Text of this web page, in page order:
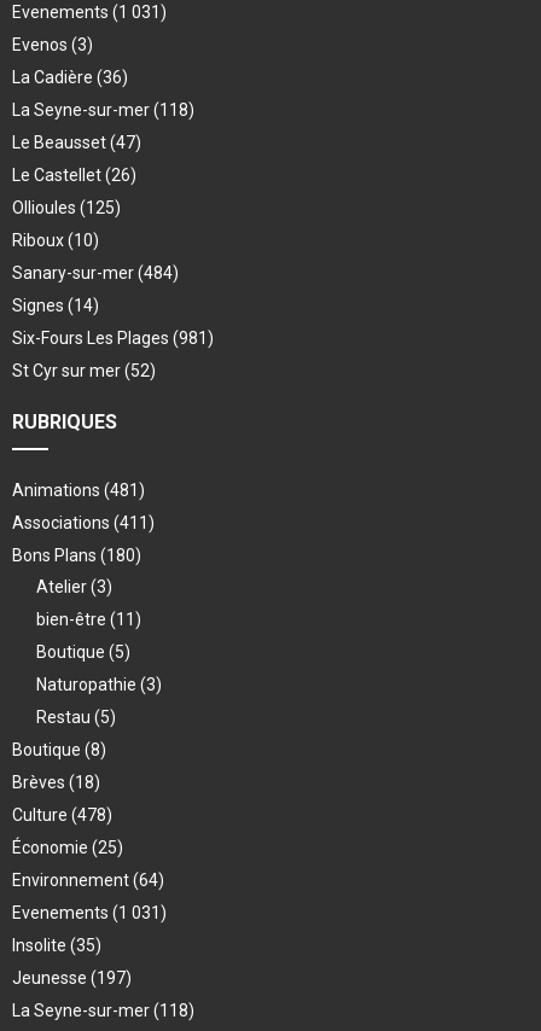
Evenements (1 031)
Evenos (3)
La Cadière (36)
La Seyne-sur-mer(118)
Le Beausset(47)
Le Castellet(26)
Ollioules (125)
Riboux(10)
Sanary-sur-mer(484)
Signes (14)
Six-Fours Les Plages (981)
St Cyr sur mer(52)
RUBRIQUES
Animations (481)
Associations (411)
Bons Plans (180)
Atelier(3)
bien-être (11)
Boutique (5)
Naturopathie (3)
Restau (5)
Boutique (8)
Brèves (18)
Culture (478)
Économie (25)
Environnement(64)
Evenements (1 031)
Insolite (35)
Jeunesse (197)
La Seyne-sur-mer(118)